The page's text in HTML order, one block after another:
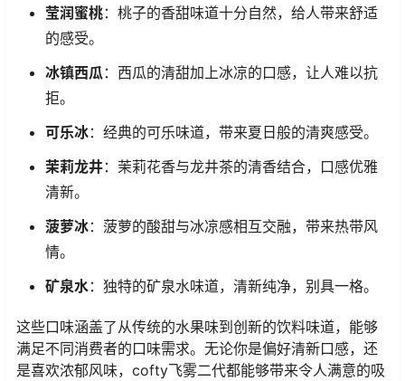
莹润蜜桃：桃子的香甜味道十分自然，给人带来舒适
的感受。
冰镇西瓜 ：西瓜的清甜加上冰凉的口感，让人难以抗
拒。
可乐冰：经典的可乐味道，带来夏日般的清爽感受。
茉莉龙井：茉莉花香与龙井茶的清香结合，口感优雅
清新。
菠萝冰：菠萝的酸甜与冰凉感相互交融，带来热带风
情。
矿泉水：独特的矿泉水味道，清新纯净，别具一格。
这些口味涵盖了从传统的水果味到创新的饮料味道，能够
满足不同消费者的口味需求。无论你是偏好清新口感，还
是喜欢浓郁风味，cofty飞雾二代都能够带来令人满意的吸